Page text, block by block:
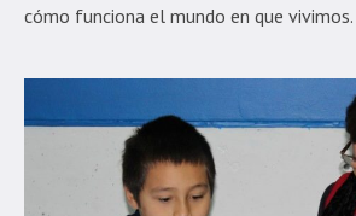
cómo funciona el mundo en que vivimos.